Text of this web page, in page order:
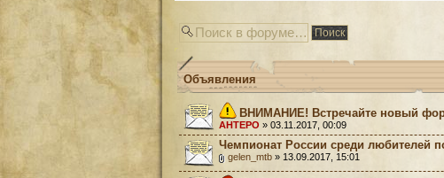
Объявления
ВНИМАНИЕ! Встречайте новый
AHTEPO » 03.11.2017, 00:09
Чемпионат России среди любителей
gelen_mtb » 13.09.2017, 15:01